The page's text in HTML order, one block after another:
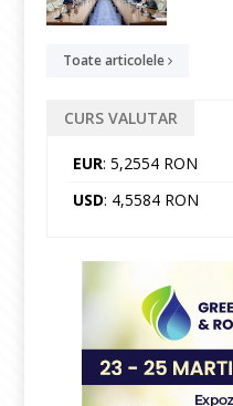
Toate articolele
CURS VALUTAR
EUR: 5,2554 RON
USD: 4,5584 RON